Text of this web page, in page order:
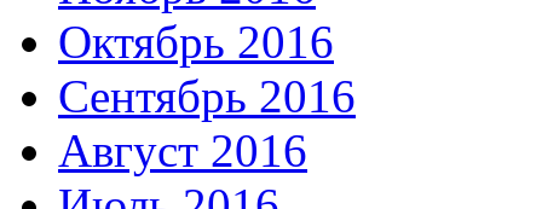
Октябрь 2016
Сентябрь 2016
Август 2016